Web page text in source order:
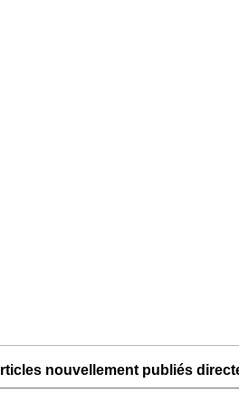
nouvellement publiés